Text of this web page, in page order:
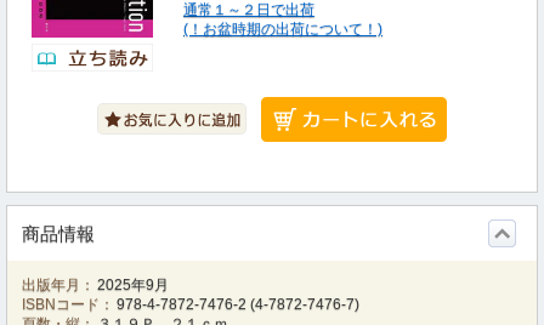
通常１～２日で出荷
(！お盆時期の出荷について！)
商品情報
出版年月： 2025年9月
ISBNコード： 978-4-7872-7476-2 (4-7872-7476-7)